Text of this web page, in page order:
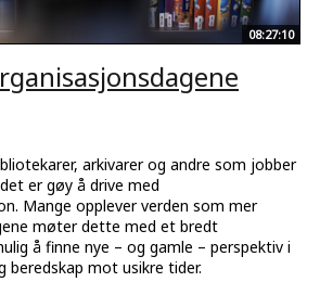
08:27:10
arkivarer og andre som jobber
er gøy å drive med
Mange opplever verden som mer
møter dette med et bredt
å finne nye – og gamle – perspektiv i
beredskap mot usikre tider.